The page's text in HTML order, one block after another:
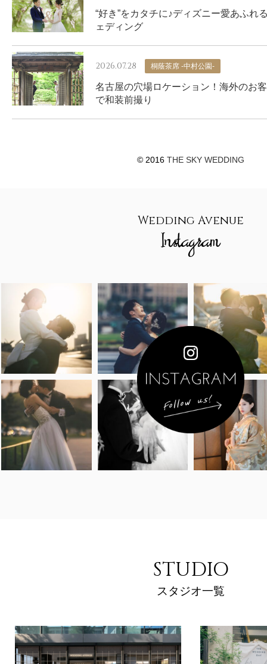
“好き”をカタチに♪ディズニー愛あふれ
ェディング
2026.07.28 桐蔭茶席 -中村公園-
名古屋の穴場ロケーション！海外のお
で和装前撮り
© 2016 THE SKY WEDDING
Wedding Avenue
Instagram
STUDIO
スタジオ一覧